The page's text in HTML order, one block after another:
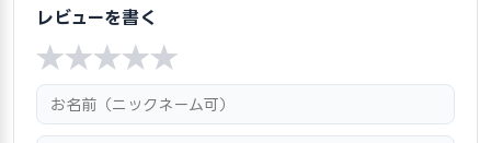
レビューを書く
★
★
★
★
★